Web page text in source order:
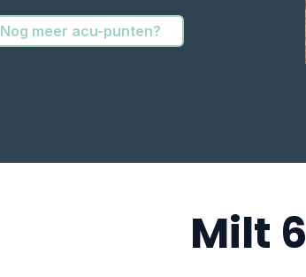
Nog meer acu-punten?
Milt 6